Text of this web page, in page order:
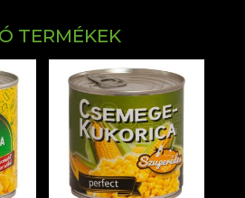
TERMÉKEK